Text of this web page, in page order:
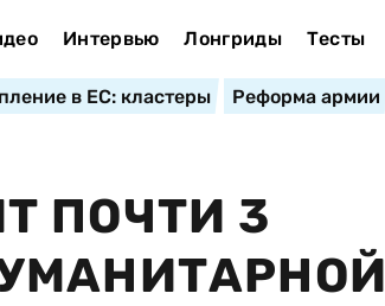
Интервью Лонгриды Тесты
в ЕС: кластеры Реформа армии
ПОЧТИ 3